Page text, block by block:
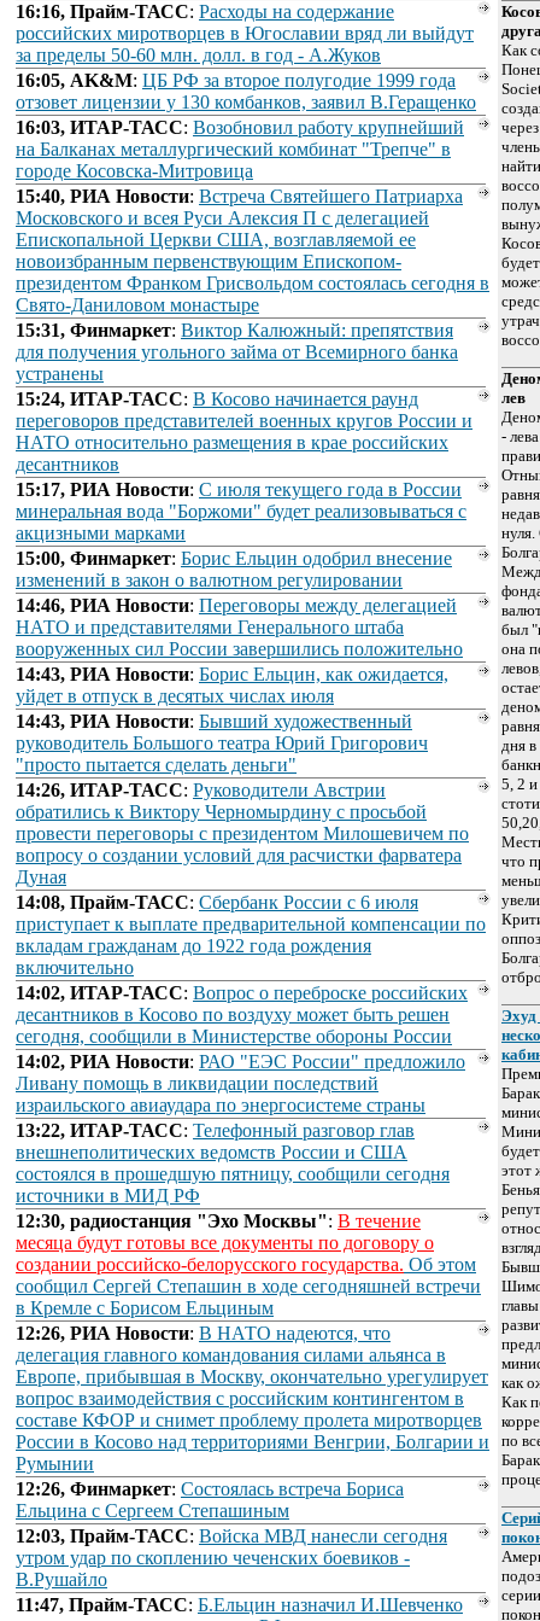
16:16, Прайм-ТАСС: Расходы на содержание
российских миротворцев в Югославии вряд ли выйдут
за пределы 50-60 млн. долл. в год - А.Жуков
16:05, AK&M: ЦБ РФ за второе полугодие 1999 года
отзовет лицензии у 130 комбанков, заявил В.Геращенко
16:03, ИТАР-ТАСС: Возобновил работу крупнейший
на Балканах металлургический комбинат "Трепче" в
городе Косовска-Митровица
15:40, РИА Новости: Встреча Святейшего Патриарха
Московского и всея Руси Алексия П с делегацией
Епископальной Церкви США, возглавляемой ее
новоизбранным первенствующим Епископом-
президентом Франком Грисвольдом состоялась сегодня в
Свято-Даниловом монастыре
15:31, Финмаркет: Виктор Калюжный: препятствия
для получения угольного займа от Всемирного банка
устранены
15:24, ИТАР-ТАСС: В Косово начинается раунд
переговоров представителей военных кругов России и
НАТО относительно размещения в крае российских
десантников
15:17, РИА Новости: С июля текущего года в России
минеральная вода "Боржоми" будет реализовываться с
акцизными марками
15:00, Финмаркет: Борис Ельцин одобрил внесение
изменений в закон о валютном регулировании
14:46, РИА Новости: Переговоры между делегацией
НАТО и представителями Генерального штаба
вооруженных сил России завершились положительно
14:43, РИА Новости: Борис Ельцин, как ожидается,
уйдет в отпуск в десятых числах июля
14:43, РИА Новости: Бывший художественный
руководитель Большого театра Юрий Григорович
"просто пытается сделать деньги"
14:26, ИТАР-ТАСС: Руководители Австрии
обратились к Виктору Черномырдину с просьбой
провести переговоры с президентом Милошевичем по
вопросу о создании условий для расчистки фарватера
Дуная
14:08, Прайм-ТАСС: Сбербанк России с 6 июля
приступает к выплате предварительной компенсации по
вкладам гражданам до 1922 года рождения
включительно
14:02, ИТАР-ТАСС: Вопрос о переброске российских
десантников в Косово по воздуху может быть решен
сегодня, сообщили в Министерстве обороны России
14:02, РИА Новости: РАО "ЕЭС России" предложило
Ливану помощь в ликвидации последствий
израильского авиаудара по энергосистеме страны
13:22, ИТАР-ТАСС: Телефонный разговор глав
внешнеполитических ведомств России и США
состоялся в прошедшую пятницу, сообщили сегодня
источники в МИД РФ
12:30, радиостанция "Эхо Москвы": В течение
месяца будут готовы все документы по договору о
создании российско-белорусского государства. Об этом
сообщил Сергей Степашин в ходе сегодняшней встречи
в Кремле с Борисом Ельциным
12:26, РИА Новости: В НАТО надеются, что
делегация главного командования силами альянса в
Европе, прибывшая в Москву, окончательно урегулирует
вопрос взаимодействия с российским контингентом в
составе КФОР и снимет проблему пролета миротворцев
России в Косово над территориями Венгрии, Болгарии и
Румынии
12:26, Финмаркет: Состоялась встреча Бориса
Ельцина с Сергеем Степашиным
12:03, Прайм-ТАСС: Войска МВД нанесли сегодня
утром удар по скоплению чеченских боевиков -
В.Рушайло
11:47, Прайм-ТАСС: Б.Ельцин назначил И.Шевченко
Как
лев
-
был
она
дня
5, 2
что
Эхуд
этот
как
Как
по